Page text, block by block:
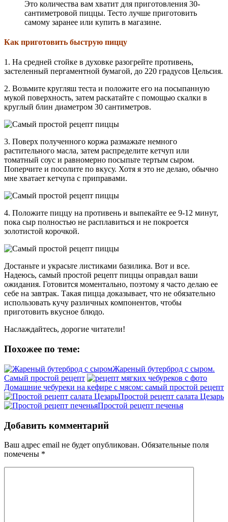
Это количества вам хватит для приготовления 30-
сантиметровой пиццы. Тесто лучше приготовить
самому заранее или купить в магазине.
Как приготовить быструю пиццу
1. На средней стойке в духовке разогрейте противень,
застеленный пергаментной бумагой, до 220 градусов Цельсия.
2. Возьмите кругляш теста и положите его на посыпанную
мукой поверхность, затем раскатайте с помощью скалки в
круглый блин диаметром 30 сантиметров.
3. Поверх полученного коржа размажьте немного
растительного масла, затем распределите кетчуп или
томатный соус и равномерно посыпьте тертым сыром.
Поперчите и посолите по вкусу. Хотя я это не делаю, обычно
мне хватает кетчупа с приправами.
4. Положите пиццу на противень и выпекайте ее 9-12 минут,
пока сыр полностью не расплавиться и не покроется
золотистой корочкой.
Достаньте и украсьте листиками базилика. Вот и все.
Надеюсь, самый простой рецепт пиццы оправдал ваши
ожидания. Готовится моментально, поэтому я часто делаю ее
себе на завтрак. Такая пицца доказывает, что не обязательно
использовать кучу различных компонентов, чтобы
приготовить вкусное блюдо.
Наслаждайтесь, дорогие читатели!
Похожее по теме:
Жареный бутерброд с сыром.
Самый простой рецепт
Домашние чебуреки на кефире с мясом: самый простой рецепт
Простой рецепт салата Цезарь
Простой рецепт печенья
Добавить комментарий
Ваш адрес email не будет опубликован. Обязательные поля
помечены *